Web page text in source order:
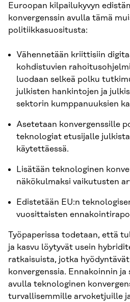
Euroopan kilpailukyvyn
konvergenssin avulla tämä
politiikkasuositusta:
Vähennetään kriittisiin
kohdistuvien
luodaan selkeä polku
julkisten hankintojen ja
sektorin kumppanuuksien
Asetetaan konvergenssille
teknologiat etusijalle
käytettäessä.
Lisätään teknologinen
näkökulmaksi vaikutusten
Edistetään EU:n
vuosittaisten
Työpaperissa todetaan, että
ja kasvu löytyvät usein
ratkaisuista, jotka
konvergenssia. Ennakoinnin
avulla teknologinen
turvallisemmille arvoketjuille